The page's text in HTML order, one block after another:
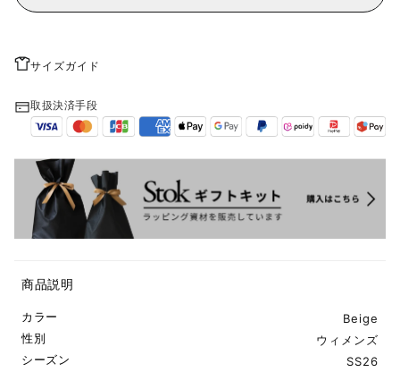
サイズガイド
取扱決済手段
商品説明
カラー
Beige
性別
ウィメンズ
シーズン
SS26